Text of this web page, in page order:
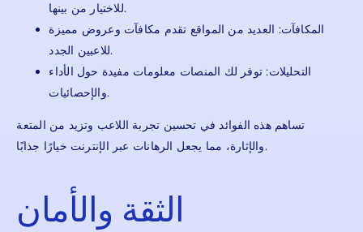
للاختيار من بينها.
المكافآت: العديد من المواقع تقدم مكافآت وعروض مميزة
للاعبين الجدد.
التحليلات: توفر لك المنصات معلومات مفيدة حول الأداء
والإحصائيات.
تساهم هذه الفوائد في تحسين تجربة اللاعب وتزيد من المتعة
والإثارة، مما يجعل الرهانات عبر الإنترنت خيارًا جذابًا.
الثقة والأمان